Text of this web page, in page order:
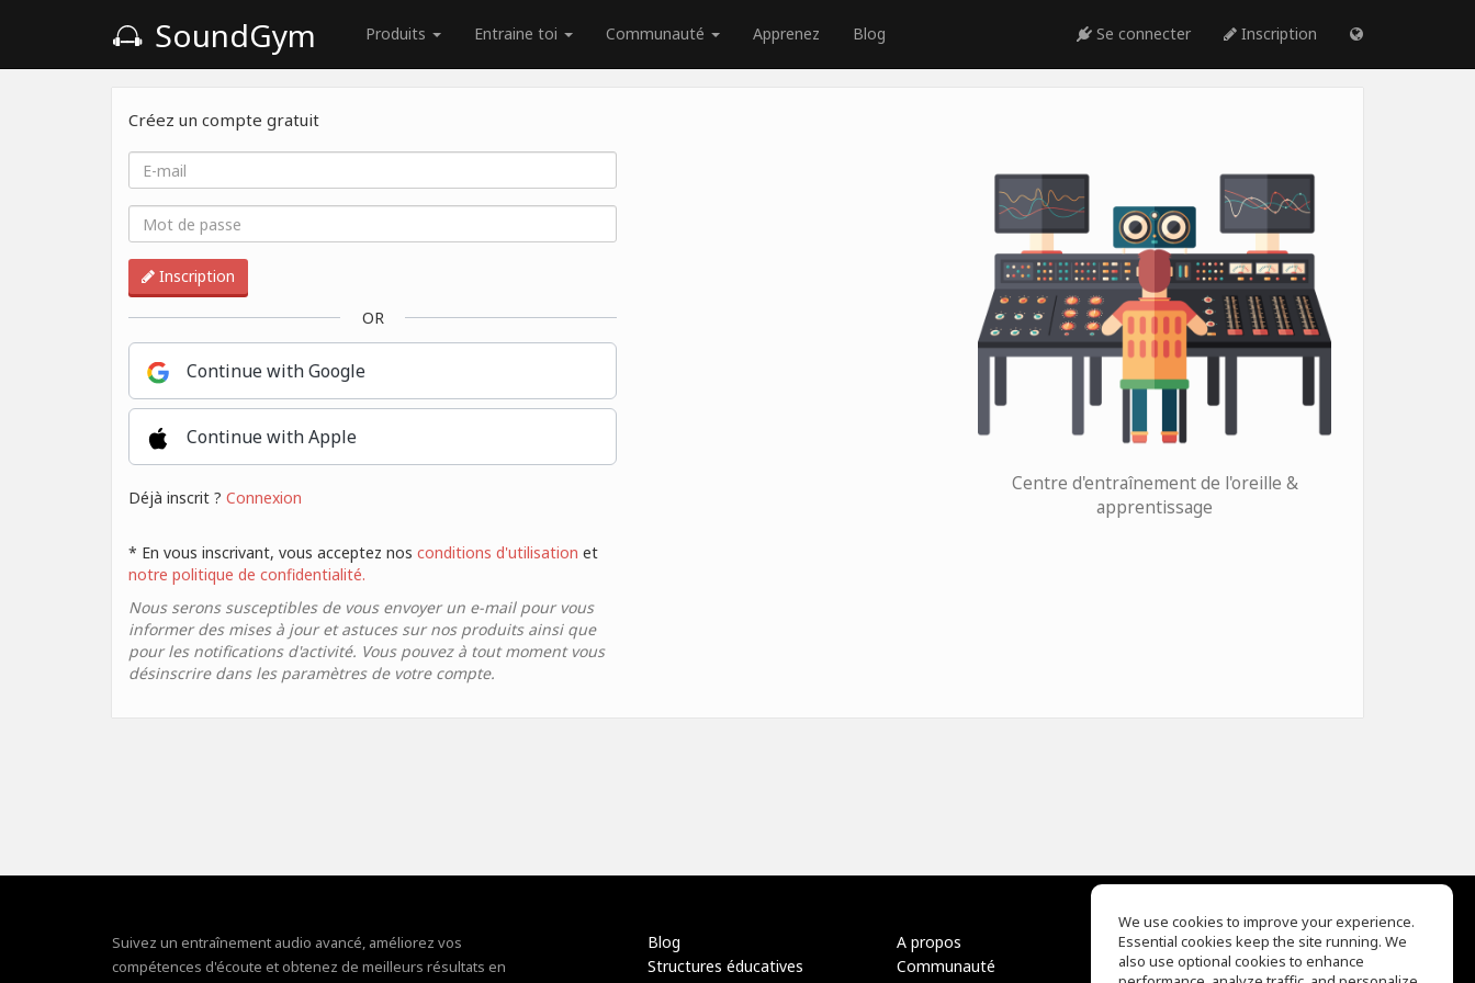
SoundGym Produits Entraine toi Communauté Apprenez Blog Se connecter Inscription
Créez un compte gratuit
Inscription
OR
Continue with Google
Continue with Apple
Déjà inscrit ? Connexion
* En vous inscrivant, vous acceptez nos conditions d'utilisation et
notre politique de confidentialité.
Nous serons susceptibles de vous envoyer un e-mail pour vous
informer des mises à jour et astuces sur nos produits ainsi que
pour les notifications d'activité. Vous pouvez à tout moment vous
désinscrire dans les paramètres de votre compte.
Centre d'entraînement de l'oreille &
apprentissage
Suivez un entraînement audio avancé, améliorez vos
compétences d'écoute et obtenez de meilleurs résultats en
Blog
Structures éducatives
A propos
Communauté
EQ Ear Training
Drum Machine
We use cookies to improve your experience.
Essential cookies keep the site running. We
also use optional cookies to enhance